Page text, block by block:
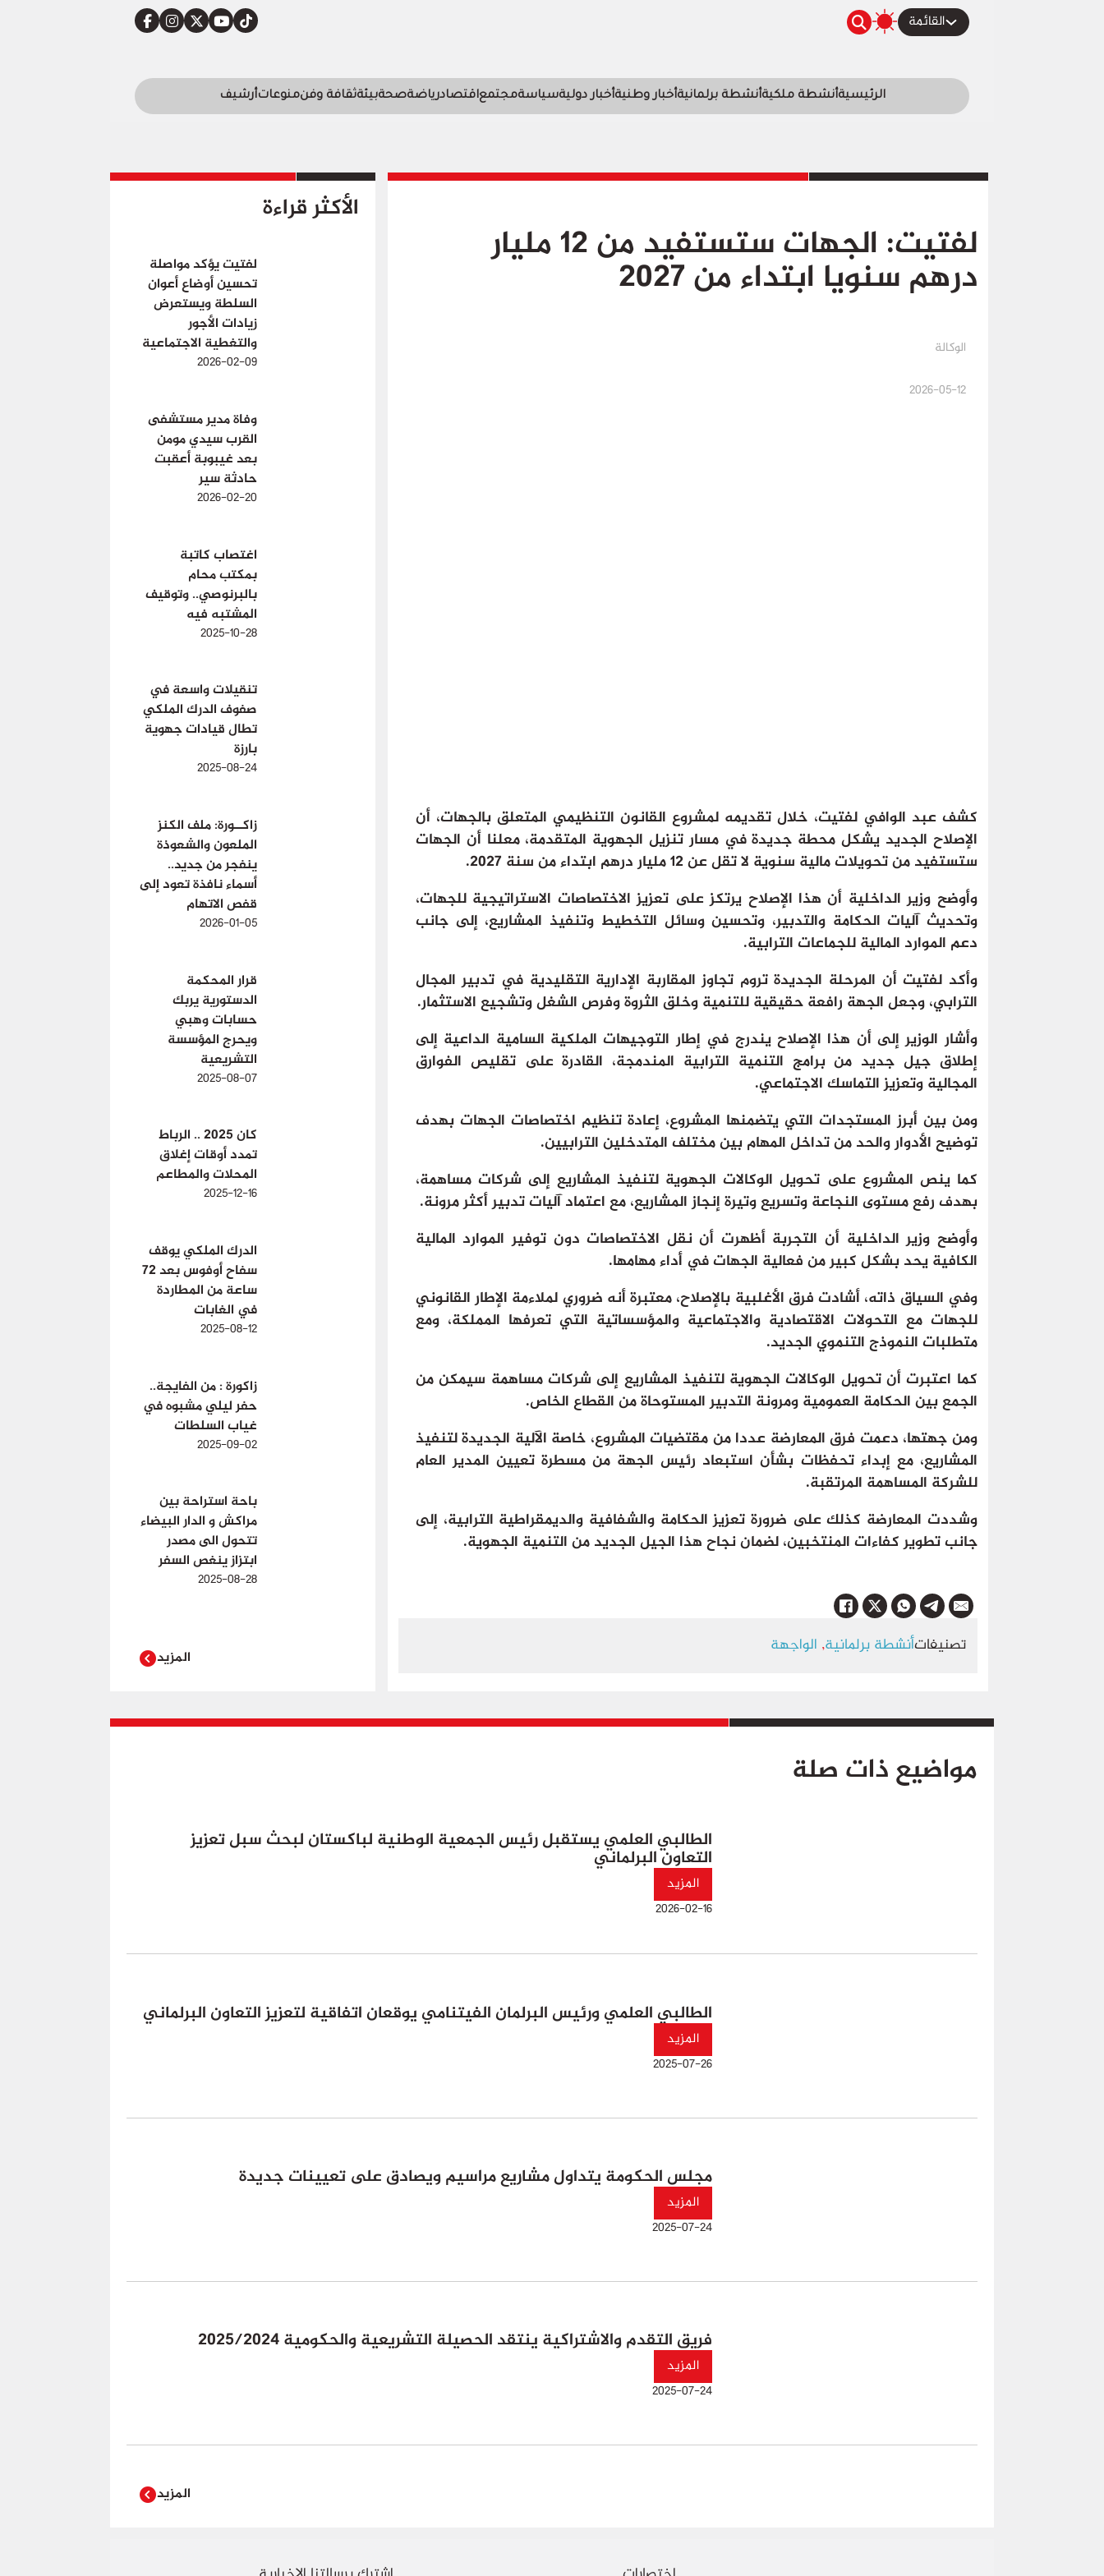
القائمة
الرئيسيةأنشطة ملكيةأنشطة برلمانيةأخبار وطنيةأخبار دوليةسياسةمجتمعاقتصادرياضةصحةبيئةثقافة وفنمنوعاتأرشيف
الأكثر قراءة
لفتيت يؤكد مواصلة
تحسين أوضاع أعوان
السلطة ويستعرض
زيادات الأجور
والتغطية الاجتماعية
2026-02-09
وفاة مدير مستشفى
القرب سيدي مومن
بعد غيبوبة أعقبت
حادثة سير
2026-02-20
اغتصاب كاتبة
بمكتب محام
بالبرنوصي.. وتوقيف
المشتبه فيه
2025-10-28
تنقيلات واسعة في
صفوف الدرك الملكي
تطال قيادات جهوية
بارزة
2025-08-24
زاكــورة: ملف الكنز
الملعون والشعوذة
ينفجر من جديد..
أسماء نافذة تعود إلى
قفص الاتهام
2026-01-05
قرار المحكمة
الدستورية يربك
حسابات وهبي
ويحرج المؤسسة
التشريعية
2025-08-07
كان 2025 .. الرباط
تمدد أوقات إغلاق
المحلات والمطاعم
2025-12-16
الدرك الملكي يوقف
سفاح أوفوس بعد 72
ساعة من المطاردة
في الغابات
2025-08-12
زاكورة : من الفايجة..
حفر ليلي مشبوه في
غياب السلطات
2025-09-02
باحة استراحة بين
مراكش و الدار البيضاء
تتحول الى مصدر
ابتزاز ينغص السفر
2025-08-28
المزيد
لفتيت: الجهات ستستفيد من 12 مليار
درهم سنويا ابتداء من 2027
الوكالة
2026-05-12
كشف عبد الوافي لفتيت، خلال تقديمه لمشروع القانون التنظيمي المتعلق بالجهات، أن
الإصلاح الجديد يشكل محطة جديدة في مسار تنزيل الجهوية المتقدمة، معلنا أن الجهات
ستستفيد من تحويلات مالية سنوية لا تقل عن 12 مليار درهم ابتداء من سنة 2027.
وأوضح وزير الداخلية أن هذا الإصلاح يرتكز على تعزيز الاختصاصات الاستراتيجية للجهات،
وتحديث آليات الحكامة والتدبير، وتحسين وسائل التخطيط وتنفيذ المشاريع، إلى جانب
دعم الموارد المالية للجماعات الترابية.
وأكد لفتيت أن المرحلة الجديدة تروم تجاوز المقاربة الإدارية التقليدية في تدبير المجال
الترابي، وجعل الجهة رافعة حقيقية للتنمية وخلق الثروة وفرص الشغل وتشجيع الاستثمار.
وأشار الوزير إلى أن هذا الإصلاح يندرج في إطار التوجيهات الملكية السامية الداعية إلى
إطلاق جيل جديد من برامج التنمية الترابية المندمجة، القادرة على تقليص الفوارق
المجالية وتعزيز التماسك الاجتماعي.
ومن بين أبرز المستجدات التي يتضمنها المشروع، إعادة تنظيم اختصاصات الجهات بهدف
توضيح الأدوار والحد من تداخل المهام بين مختلف المتدخلين الترابيين.
كما ينص المشروع على تحويل الوكالات الجهوية لتنفيذ المشاريع إلى شركات مساهمة،
بهدف رفع مستوى النجاعة وتسريع وتيرة إنجاز المشاريع، مع اعتماد آليات تدبير أكثر مرونة.
وأوضح وزير الداخلية أن التجربة أظهرت أن نقل الاختصاصات دون توفير الموارد المالية
الكافية يحد بشكل كبير من فعالية الجهات في أداء مهامها.
وفي السياق ذاته، أشادت فرق الأغلبية بالإصلاح، معتبرة أنه ضروري لملاءمة الإطار القانوني
للجهات مع التحولات الاقتصادية والاجتماعية والمؤسساتية التي تعرفها المملكة، ومع
متطلبات النموذج التنموي الجديد.
كما اعتبرت أن تحويل الوكالات الجهوية لتنفيذ المشاريع إلى شركات مساهمة سيمكن من
الجمع بين الحكامة العمومية ومرونة التدبير المستوحاة من القطاع الخاص.
ومن جهتها، دعمت فرق المعارضة عددا من مقتضيات المشروع، خاصة الآلية الجديدة لتنفيذ
المشاريع، مع إبداء تحفظات بشأن استبعاد رئيس الجهة من مسطرة تعيين المدير العام
للشركة المساهمة المرتقبة.
وشددت المعارضة كذلك على ضرورة تعزيز الحكامة والشفافية والديمقراطية الترابية، إلى
جانب تطوير كفاءات المنتخبين، لضمان نجاح هذا الجيل الجديد من التنمية الجهوية.
أنشطة برلمانية, الواجهة تصنيفات
مواضيع ذات صلة
الطالبي العلمي يستقبل رئيس الجمعية الوطنية لباكستان لبحث سبل تعزيز
التعاون البرلماني
المزيد
2026-02-16
الطالبي العلمي ورئيس البرلمان الفيتنامي يوقعان اتفاقية لتعزيز التعاون البرلماني
المزيد
2025-07-26
مجلس الحكومة يتداول مشاريع مراسيم ويصادق على تعيينات جديدة
المزيد
2025-07-24
فريق التقدم والاشتراكية ينتقد الحصيلة التشريعية والحكومية 2025/2024
المزيد
2025-07-24
المزيد